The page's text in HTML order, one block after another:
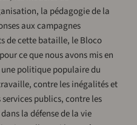
la pédagogie de la
aux campagnes
de cette bataille, le Bloco
ce que nous avons mis en
politique populaire du
contre les inégalités et
publics, contre les
la défense de la vie